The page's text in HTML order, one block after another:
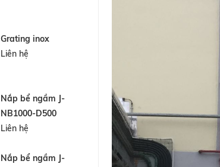
Grating inox
Liên hệ
Nắp bể ngầm J-
NB1000-D500
Liên hệ
Nắp bể ngầm J-